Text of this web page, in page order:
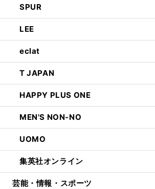
SPUR
LEE
eclat
T JAPAN
HAPPY PLUS ONE
MEN'S NON-NO
UOMO
集英社オンライン
芸能・情報・スポーツ